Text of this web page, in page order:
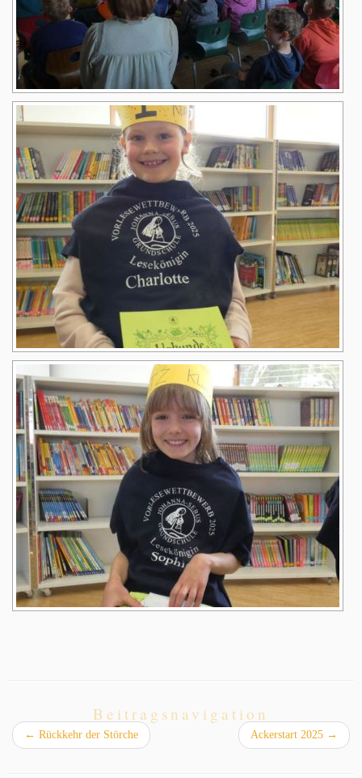
Beitragsnavigation
← Rückkehr der Störche Ackerstart 2025 →